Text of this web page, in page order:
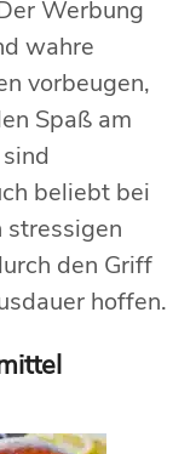
Werbung
wahre
vorbeugen,
Spaß am
beliebt bei
stressigen
den Griff
hoffen.